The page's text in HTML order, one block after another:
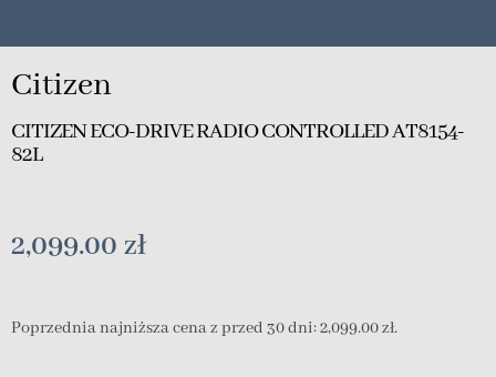
Citizen
CITIZEN ECO-DRIVE RADIO CONTROLLED AT8154-
82L
2,099.00 zł
Poprzednia najniższa cena z przed 30 dni:2,099.00zł.